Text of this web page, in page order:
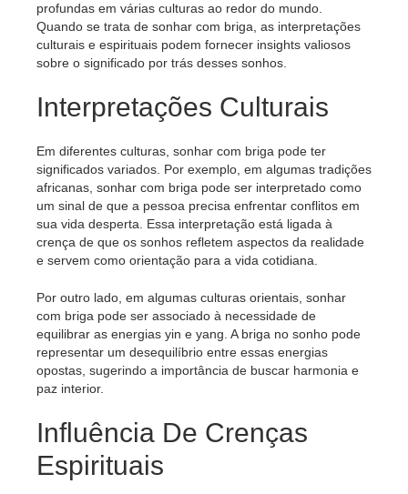
profundas em várias culturas ao redor do mundo.
Quando se trata de sonhar com briga, as interpretações
culturais e espirituais podem fornecer insights valiosos
sobre o significado por trás desses sonhos.
Interpretações Culturais
Em diferentes culturas, sonhar com briga pode ter
significados variados. Por exemplo, em algumas tradições
africanas, sonhar com briga pode ser interpretado como
um sinal de que a pessoa precisa enfrentar conflitos em
sua vida desperta. Essa interpretação está ligada à
crença de que os sonhos refletem aspectos da realidade
e servem como orientação para a vida cotidiana.
Por outro lado, em algumas culturas orientais, sonhar
com briga pode ser associado à necessidade de
equilibrar as energias yin e yang. A briga no sonho pode
representar um desequilíbrio entre essas energias
opostas, sugerindo a importância de buscar harmonia e
paz interior.
Influência De Crenças
Espirituais